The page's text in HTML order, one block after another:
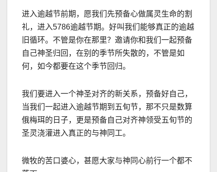
进入逾越节前期， 愿我们先预备心做属灵生命的割
礼，进入5786逾越节期。好叫我们能够真正的逾越
旧循环。不管是你在那里？邀请你和我们一起预备
自己神圣归回，在别的季节所失散的，不管是如
何，如今都要在这个季节回归。
我们要进入一个神圣对齐的新关系，预备好自己，
当我们一起进入逾越节期到五旬节，那不只是数算
俄梅珥的日子，更是预备自己对齐神领受五旬节的
圣灵浇灌进入真正的与神同工。
微牧的苦口婆心，甚愿大家与神同心前行一个都不